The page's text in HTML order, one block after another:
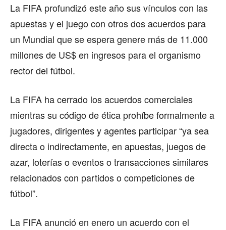
La FIFA profundizó este año sus vínculos con las
apuestas y el juego con otros dos acuerdos para
un Mundial que se espera genere más de 11.000
millones de US$ en ingresos para el organismo
rector del fútbol.
La FIFA ha cerrado los acuerdos comerciales
mientras su código de ética prohíbe formalmente a
jugadores, dirigentes y agentes participar “ya sea
directa o indirectamente, en apuestas, juegos de
azar, loterías o eventos o transacciones similares
relacionados con partidos o competiciones de
fútbol”.
La FIFA anunció en enero un acuerdo con el